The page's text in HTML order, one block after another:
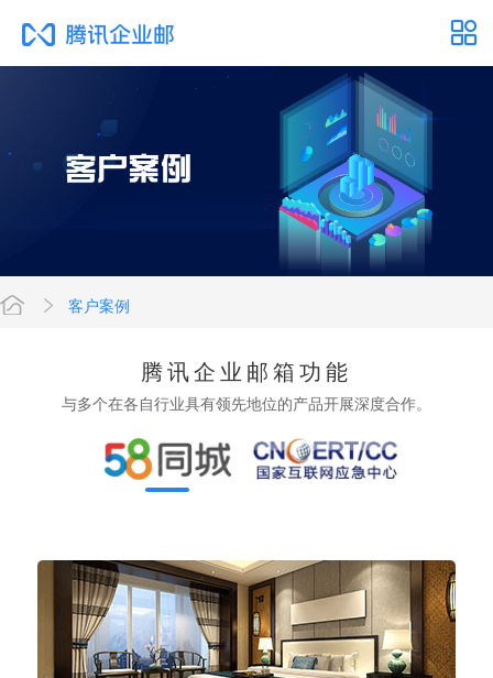
客户案例
腾讯企业邮箱功能
与多个在各自行业具有领先地位的产品开展深度合作。